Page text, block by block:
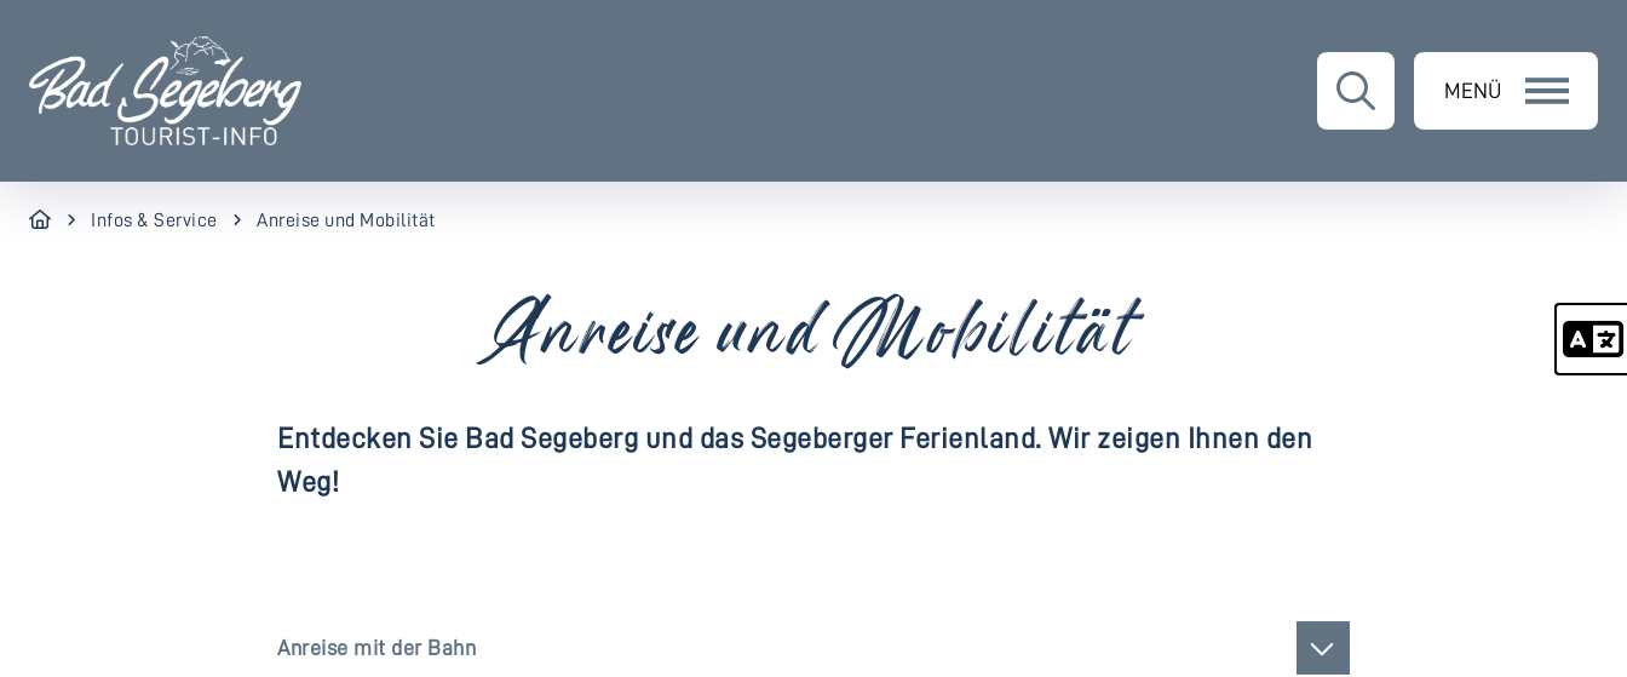
MENÜ
Infos & Service Anreise und Mobilität
Anreise und Mobilität
Entdecken Sie Bad Segeberg und das Segeberger Ferienland. Wir zeigen Ihnen den
Weg!
Anreise mit der Bahn